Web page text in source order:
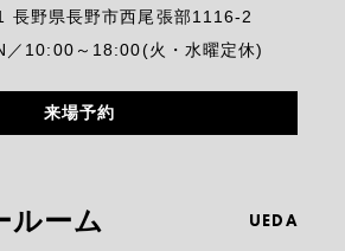
長野県長野市西尾張部1116-2
～18:00(火・水曜定休)
来場予約
ルーム UEDA